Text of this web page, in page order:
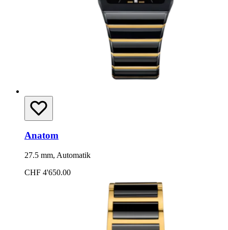
Anatom
27.5 mm, Automatik
CHF 4'650.00